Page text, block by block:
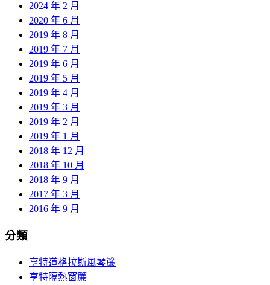
2024 年 2 月
2020 年 6 月
2019 年 8 月
2019 年 7 月
2019 年 6 月
2019 年 5 月
2019 年 4 月
2019 年 3 月
2019 年 2 月
2019 年 1 月
2018 年 12 月
2018 年 10 月
2018 年 9 月
2017 年 3 月
2016 年 9 月
分類
亨特道格拉斯風琴簾
亨特隔熱窗簾